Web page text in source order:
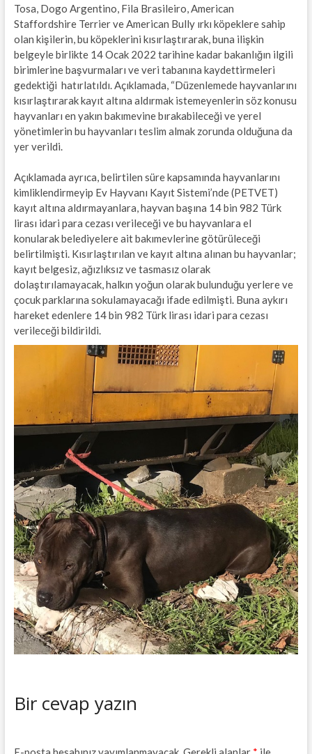
Tosa, Dogo Argentino, Fila Brasileiro, American
Staffordshire Terrier ve American Bully ırkı köpeklere sahip
olan kişilerin, bu köpeklerini kısırlaştırarak, buna ilişkin
belgeyle birlikte 14 Ocak 2022 tarihine kadar bakanlığın ilgili
birimlerine başvurmaları ve veri tabanına kaydettirmeleri
gedektiği hatırlatıldı. Açıklamada, “Düzenlemede hayvanlarını
kısırlaştırarak kayıt altına aldırmak istemeyenlerin söz konusu
hayvanları en yakın bakımevine bırakabileceği ve yerel
yönetimlerin bu hayvanları teslim almak zorunda olduğuna da
yer verildi.
Açıklamada ayrıca, belirtilen süre kapsamında hayvanlarını
kimliklendirmeyip Ev Hayvanı Kayıt Sistemi’nde (PETVET)
kayıt altına aldırmayanlara, hayvan başına 14 bin 982 Türk
lirası idari para cezası verileceği ve bu hayvanlara el
konularak belediyelere ait bakımevlerine götürüleceği
belirtilmişti. Kısırlaştırılan ve kayıt altına alınan bu hayvanlar;
kayıt belgesiz, ağızlıksız ve tasmasız olarak
dolaştırılamayacak, halkın yoğun olarak bulunduğu yerlere ve
çocuk parklarına sokulamayacağı ifade edilmişti. Buna aykırı
hareket edenlere 14 bin 982 Türk lirası idari para cezası
verileceği bildirildi.
Bir cevap yazın